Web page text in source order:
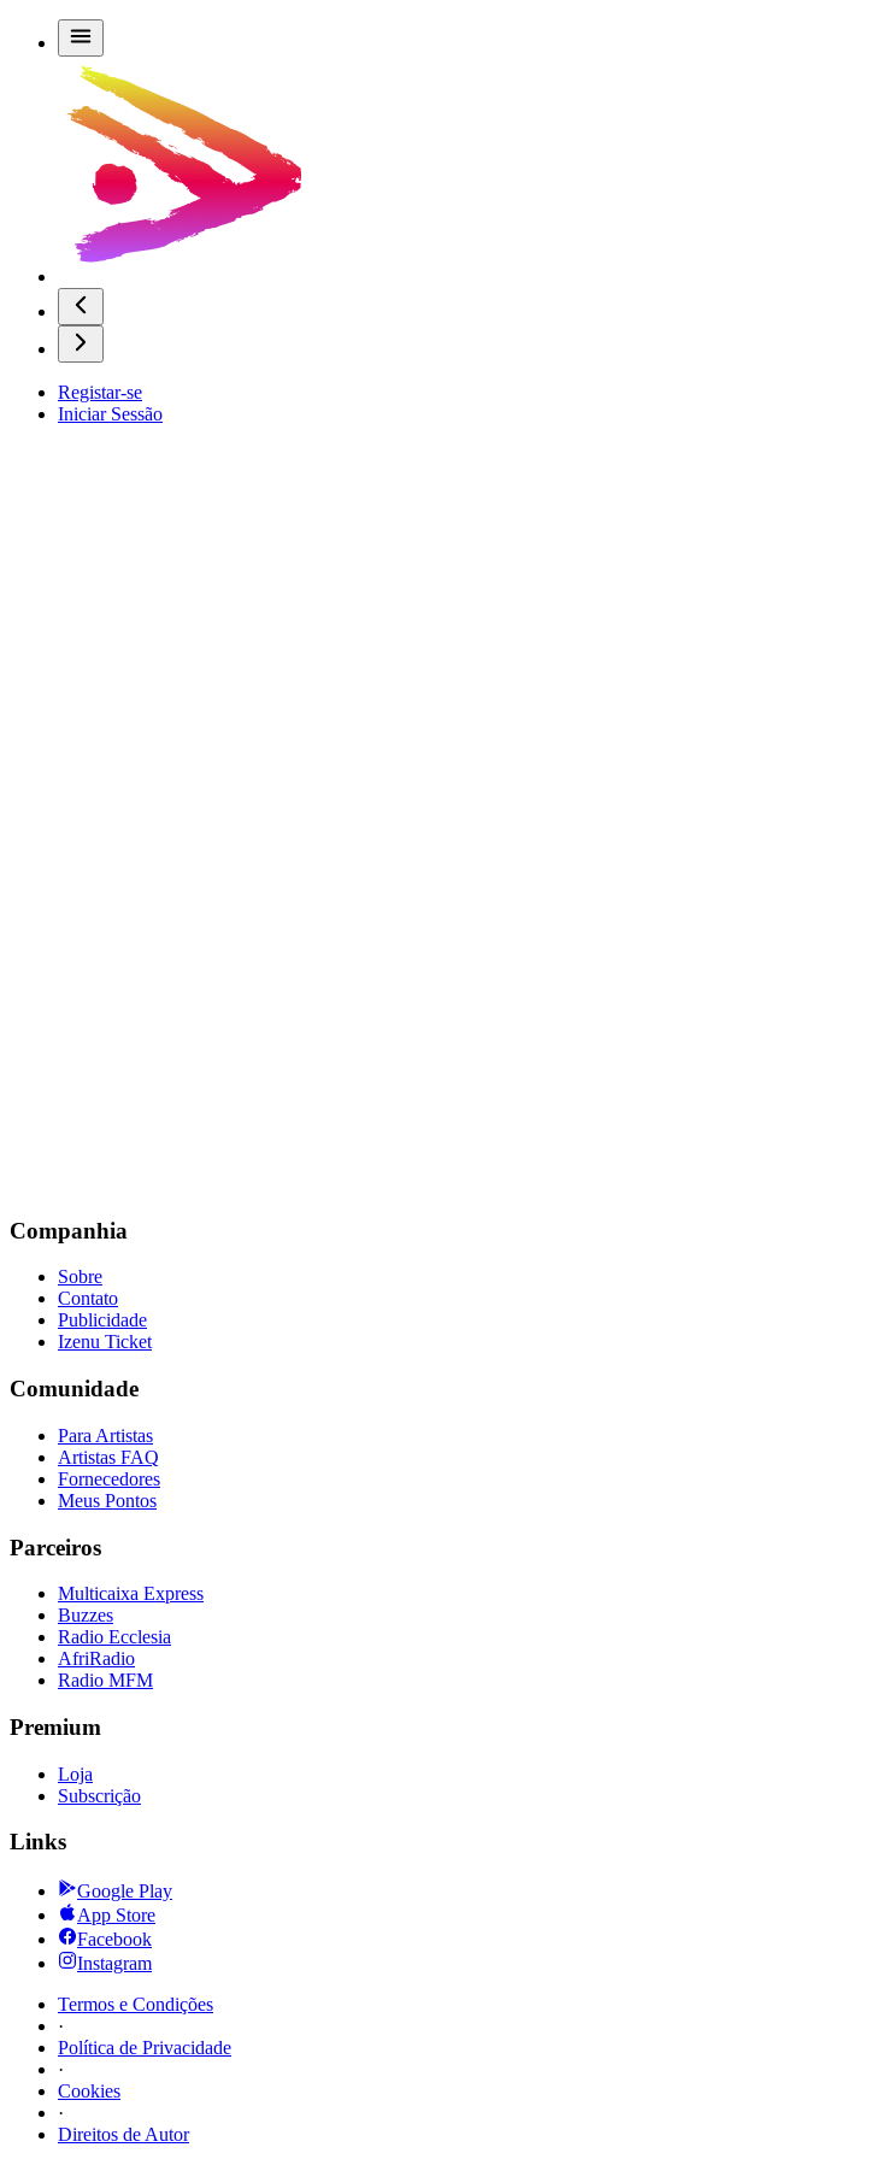
Registar-se
Iniciar Sessão
Companhia
Sobre
Contato
Publicidade
Izenu Ticket
Comunidade
Para Artistas
Artistas FAQ
Fornecedores
Meus Pontos
Parceiros
Multicaixa Express
Buzzes
Radio Ecclesia
AfriRadio
Radio MFM
Premium
Loja
Subscrição
Links
Google Play
App Store
Facebook
Instagram
Termos e Condições
·
Política de Privacidade
·
Cookies
·
Direitos de Autor